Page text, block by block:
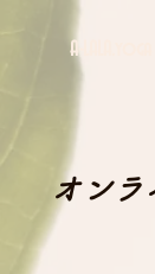
​A-LALA.yoga
オンラ